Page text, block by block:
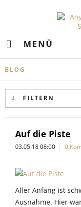
MENÜ
BLOG
FILTERN
Auf die Piste
03.05.18 08:00 0
Aller Anfang ist
Ausnahme. Hier